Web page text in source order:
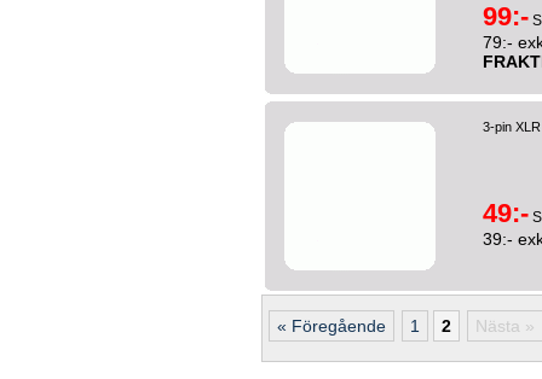
99:-
79:-
3-pin
49:-
39:-
« Föregående 1 2 Nästa »